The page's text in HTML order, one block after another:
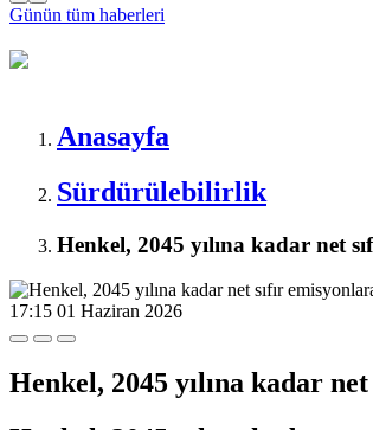
Günün tüm haberleri
Anasayfa
Sürdürülebilirlik
Henkel, 2045 yılına kadar net
17:15 01 Haziran 2026
Henkel, 2045 yılına kadar